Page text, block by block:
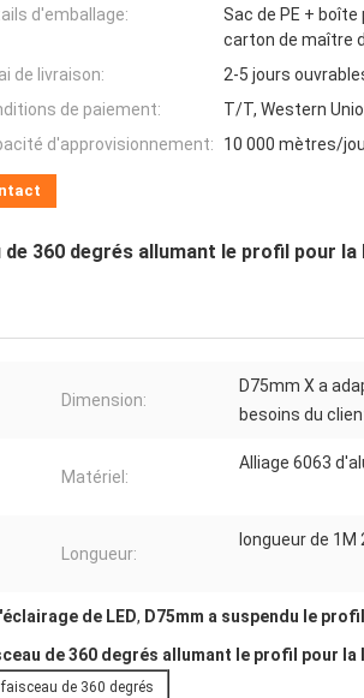
d'emballage:
Sac de PE + boîte
carton de maître
de livraison:
2-5 jours
de paiement:
T/T, Western
d'approvisionnement:
10 000 mètres/
360 degrés allumant le profil pour la
Dimension:
D75mm X a
besoins du
Matériel:
Alliage 6063
Longueur:
longueur de
de LED, D75mm a suspendu le
de 360 degrés allumant le profil pour la
de 360 degrés